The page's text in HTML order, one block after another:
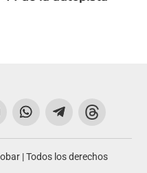
| Todos los derechos